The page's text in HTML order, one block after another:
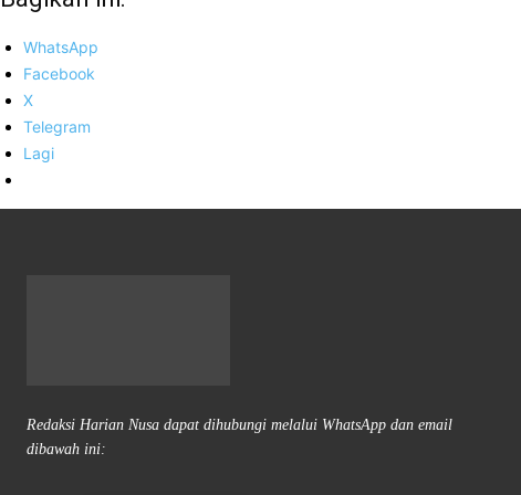
WhatsApp
Facebook
X
Telegram
Lagi
Redaksi Harian Nusa dapat dihubungi melalui WhatsApp dan email
dibawah ini: